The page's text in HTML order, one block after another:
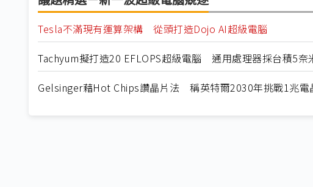
Tesla不滿現有運算架構 從頭打造Dojo AI超級電腦
Tachyum擬打造20 EFLOPS超級電腦 通用處理器採台積5奈
Gelsinger藉Hot Chips讚晶片法 稱英特爾2030年挑戰1兆電